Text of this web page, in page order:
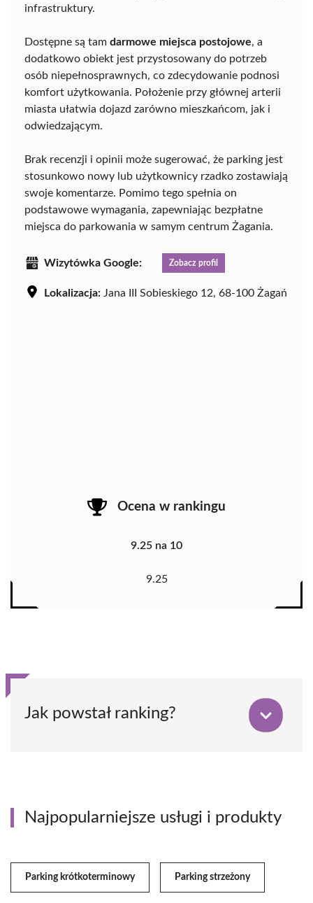
infrastruktury.
Dostępne są tam darmowe miejsca postojowe, a
dodatkowo obiekt jest przystosowany do potrzeb
osób niepełnosprawnych, co zdecydowanie podnosi
komfort użytkowania. Położenie przy głównej arterii
miasta ułatwia dojazd zarówno mieszkańcom, jak i
odwiedzającym.
Brak recenzji i opinii może sugerować, że parking jest
stosunkowo nowy lub użytkownicy rzadko zostawiają
swoje komentarze. Pomimo tego spełnia on
podstawowe wymagania, zapewniając bezpłatne
miejsca do parkowania w samym centrum Żagania.
Wizytówka Google: Zobacz profil
Lokalizacja: Jana III Sobieskiego 12, 68-100 Żagań
Ocena w rankingu
9.25 na 10
9.25
Jak powstał ranking?
Najpopularniejsze usługi i produkty
Parking krótkoterminowy Parking strzeżony